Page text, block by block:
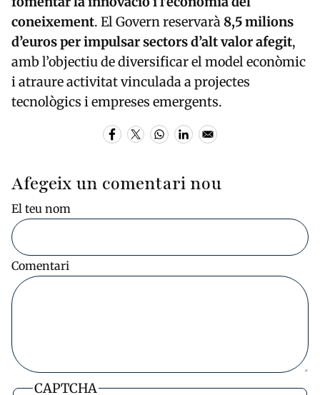
coneixement. El Govern reservarà8,5 milions
d’euros per impulsar sectors d’alt valor afegit,
amb l’objectiu de diversificar el model econòmic
i atraure activitat vinculada a projectes
tecnològics i empreses emergents.
Afegeix un comentari nou
El teu nom
Comentari
CAPTCHA